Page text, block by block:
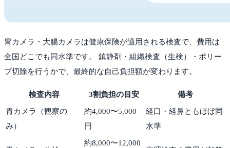
胃カメラ・大腸カメラは健康保険が適用される検査で、費用は
全国どこでも同水準です。 鎮静剤・組織検査（生検）・ポリー
プ切除を行うかで、最終的な自己負担額が変わります。
検査内容 3割負担の目安 備考
胃カメラ（観察の
み）
約4,000〜5,000
円
経口・経鼻ともほぼ同
水準
約8,000〜12,000